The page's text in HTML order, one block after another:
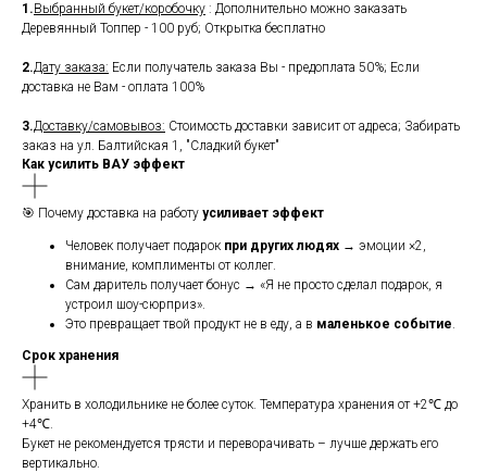
1.Выбранный букет/коробочку : Дополнительно можно заказать
Деревянный Топпер - 100 руб; Открытка бесплатно
2.Дату заказа: Если получатель заказа Вы - предоплата 50%; Если
доставка не Вам - оплата 100%
3.Доставку/самовывоз: Стоимость доставки зависит от адреса; Забирать
заказ на ул. Балтийская 1, "Сладкий букет"
Как усилить ВАУ эффект
🎯 Почему доставка на работу усиливает эффект
Человек получает подарок при других людях → эмоции ×2,
внимание, комплименты от коллег.
Сам даритель получает бонус → «Я не просто сделал подарок, я
устроил шоу-сюрприз».
Это превращает твой продукт не в еду, а в маленькое событие.
Срок хранения
Хранить в холодильнике не более суток. Температура хранения от +2℃ до
+4℃.
Букет не рекомендуется трясти и переворачивать – лучше держать его
вертикально.